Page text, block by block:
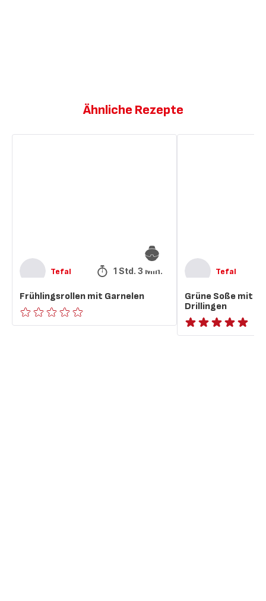
Ähnliche Rezepte
Tefal 1 Std. 3 Min.
Frühlingsrollen mit Garnelen
ratings.0
Tefal
Grüne Soße mit
Drillingen
ratings.NaN